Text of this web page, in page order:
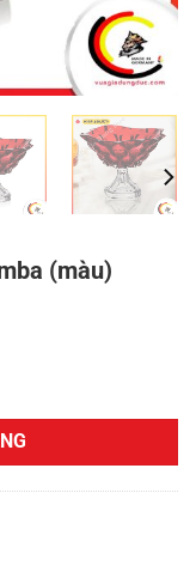
(màu)
lượng